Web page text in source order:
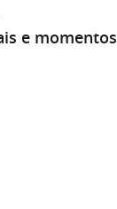
e momentos